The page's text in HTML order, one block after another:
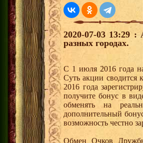
2020-07-03 13:29
разных городах.
С 1 июля 2016 года
Суть акции сводится
2016 года
получите бонус в
обменять на
дополнительный
возможность честно
Обмен Очков Дружбы